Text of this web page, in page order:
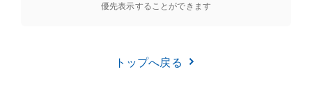
優先表示することができます
トップへ戻る